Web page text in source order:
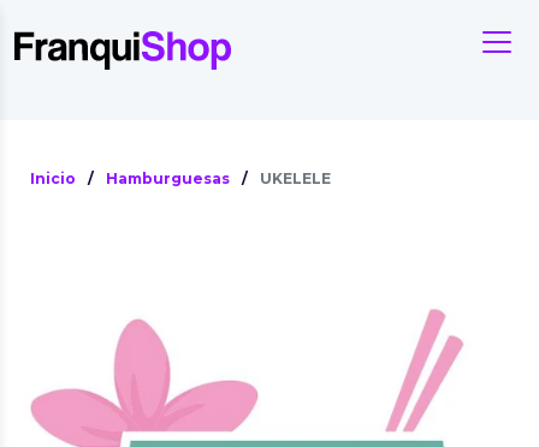
Inicio / Hamburguesas / UKELELE